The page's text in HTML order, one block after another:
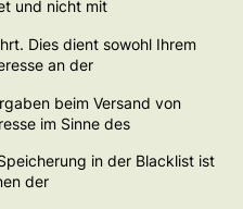
und nicht mit
Dies dient sowohl Ihrem
an der
beim Versand von
im Sinne des
in der Blacklist ist
der